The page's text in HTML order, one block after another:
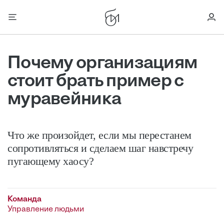
Почему организациям
стоит брать пример с
муравейника
Что же произойдет, если мы перестанем
сопротивляться и сделаем шаг навстречу
пугающему хаосу?
Команда
Управление людьми